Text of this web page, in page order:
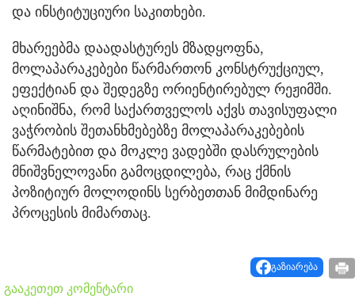
და ინსტიტუციური საკითხები.
მხარეებმა დაადასტურეს მზადყოფნა,
მოლაპარაკებები წარმართონ კონსტრუქციულ,
ეფექტიან და შედეგზე ორიენტირებულ რეჟიმში.
აღინიშნა, რომ საქართველოს აქვს თავისუფალი
ვაჭრობის შეთანხმებებზე მოლაპარაკებების
წარმატებით და მოკლე ვადებში დასრულების
მნიშვნელოვანი გამოცდილება, რაც ქმნის
პოზიტიურ მოლოდინს სერბეთთან მიმდინარე
პროცესის მიმართაც.
გაზიარება
გააკეთეთ კომენტარი